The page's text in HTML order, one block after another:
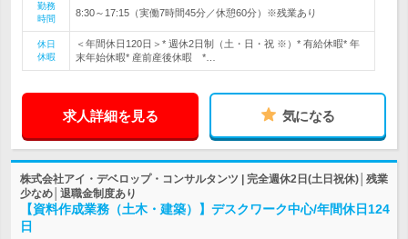
勤務
時間
8:30～17:15（実働7時間45分／休憩60分）※残業あり
休日
休暇
＜年間休日120日＞* 週休2日制（土・日・祝 ※）* 有給休暇* 年
末年始休暇* 産前産後休暇 *…
求人詳細を見る 気になる
株式会社アイ・デベロップ・コンサルタンツ | 完全週休2日(土日祝休)│残業
少なめ│退職金制度あり
【資料作成業務（土木・建築）】デスクワーク中心/年間休日124
日